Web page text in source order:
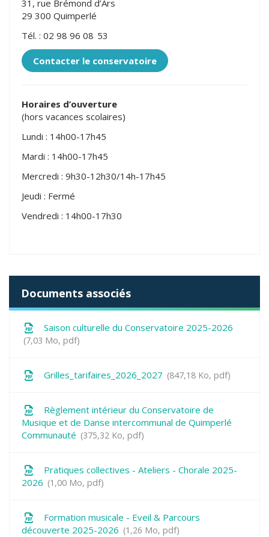
31, rue Brémond d’Ars
29 300 Quimperlé
Tél. : 02 98 96 08 53
Contacter le conservatoire
Horaires d’ouverture
(hors vacances scolaires)
Lundi : 14h00-17h45
Mardi : 14h00-17h45
Mercredi : 9h30-12h30/14h-17h45
Jeudi : Fermé
Vendredi : 14h00-17h30
Documents associés
Saison culturelle du Conservatoire 2025-2026
7,03 Mo, pdf
Grilles_tarifaires_2026_2027 847,18 Ko, pdf
Règlement intérieur du Conservatoire de
Musique et de Danse intercommunal de Quimperlé
Communauté
375,32 Ko, pdf
Pratiques collectives - Ateliers - Chorale 2025-
2026
1,00 Mo, pdf
Formation musicale - Eveil & Parcours
découverte 2025-2026
1,26 Mo, pdf